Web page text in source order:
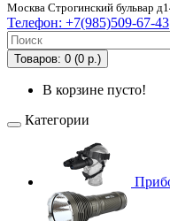
Москва Строгинский бульвар
Телефон: +7(985)509-67-43
Товаров: 0 (0 р.)
В корзине пусто!
Категории